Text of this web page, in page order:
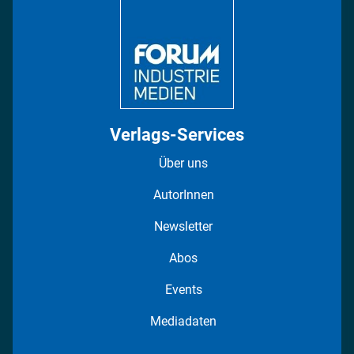
Verlags-Services
Über uns
AutorInnen
Newsletter
Abos
Events
Mediadaten